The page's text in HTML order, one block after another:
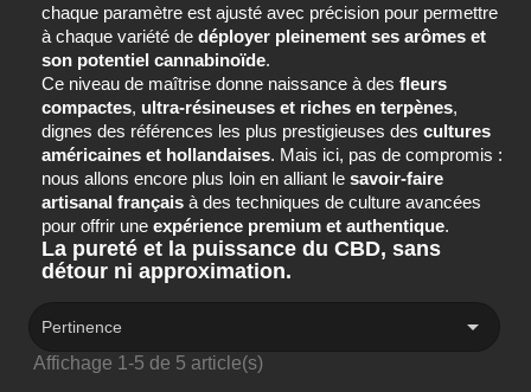
chaque paramètre est ajusté avec précision pour permettre
à chaque variété dedéployer pleinement ses arômes et
son potentiel cannabinoïde.
Ce niveau de maîtrise donne naissance à desfleurs
compactes, ultra-résineuses et riches en terpènes,
dignes des références les plus prestigieuses descultures
américaines et hollandaises. Mais ici, pas de compromis :
nous allons encore plus loin en alliant lesavoir-faire
artisanal français à des techniques de culture avancées
pour offrir uneexpérience premium et authentique.
La pureté et la puissance du CBD, sans
détour ni approximation.
Pertinence 
Affichage 1-5 de 5 article(s)